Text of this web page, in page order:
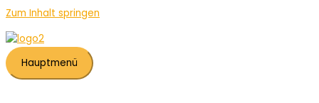
Zum Inhalt springen
Hauptmenü